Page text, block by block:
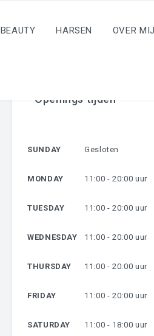
BEAUTY HARSEN OVER MIJ
Openings tijden
SUNDAY Gesloten
MONDAY 11:00 - 20:00 uur
TUESDAY 11:00 - 20:00 uur
WEDNESDAY 11:00 - 20:00 uur
THURSDAY 11:00 - 20:00 uur
FRIDAY 11:00 - 20:00 uur
SATURDAY 11:00 - 18:00 uur